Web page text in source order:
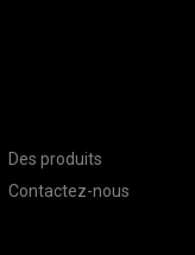
Des produits
Contactez-nous